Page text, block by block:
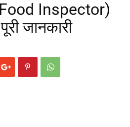
Inspector)
जानकारी